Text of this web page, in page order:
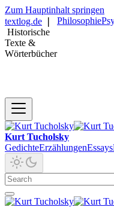
Zum Hauptinhalt springen
textlog.de
Historische
Texte &
Wörterbücher
Philosophie
Kurt Tucholsky
GedichteErzählungenEssays